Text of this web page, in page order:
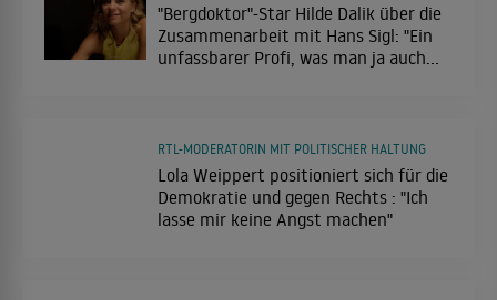
"Bergdoktor"-Star Hilde Dalik über die
Zusammenarbeit mit Hans Sigl: "Ein
unfassbarer Profi, was man ja auch
Lola Weippert positioniert sich für die
Demokratie und gegen Rechts : "Ich
lasse mir keine Angst machen"
RTL-MODERATORIN MIT POLITISCHER HALTUNG